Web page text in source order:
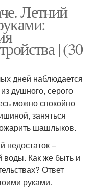
Летний
| (30
дней наблюдается
душного, серого
можно спокойно
заняться
шашлыков.
недостаток –
воды. Как же быть и
Ответ
руками.